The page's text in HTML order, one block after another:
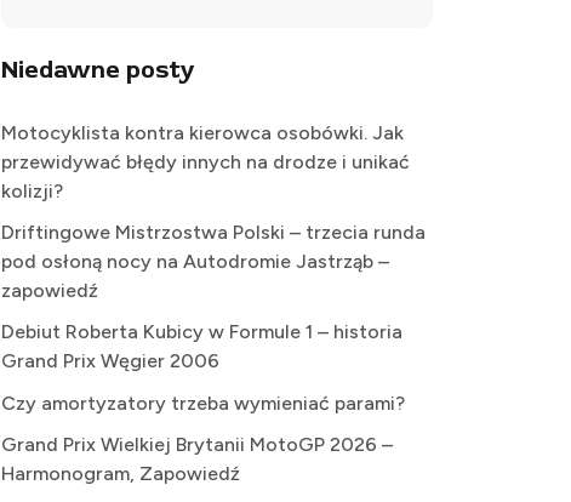
Niedawne posty
Motocyklista kontra kierowca osobówki. Jak
przewidywać błędy innych na drodze i unikać
kolizji?
Driftingowe Mistrzostwa Polski – trzecia runda
pod osłoną nocy na Autodromie Jastrząb –
zapowiedź
Debiut Roberta Kubicy w Formule 1 – historia
Grand Prix Węgier 2006
Czy amortyzatory trzeba wymieniać parami?
Grand Prix Wielkiej Brytanii MotoGP 2026 –
Harmonogram, Zapowiedź